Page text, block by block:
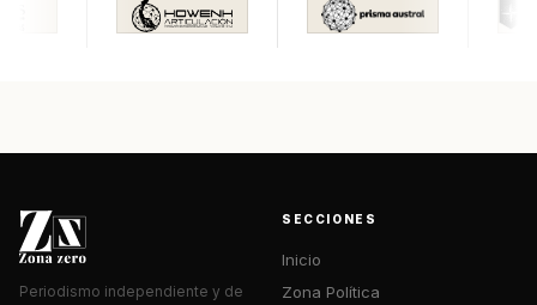
Periodismo independiente y de
SECCIONES
Inicio
Zona Política